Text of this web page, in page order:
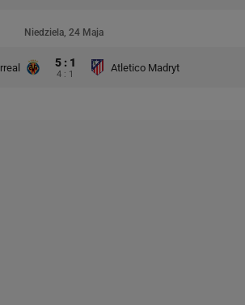
Niedziela, 24 Maja
5 : 1
4 : 1
Atletico Madryt